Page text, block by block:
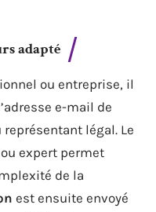
adapté
ou entreprise, il
e-mail de
légal. Le
expert permet
de la
est ensuite envoyé